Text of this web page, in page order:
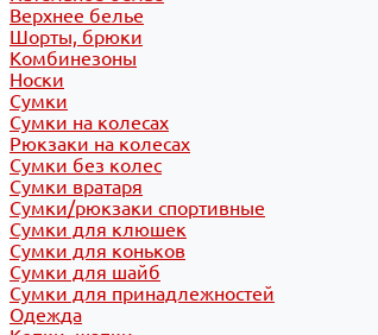
Верхнее белье
Шорты, брюки
Комбинезоны
Носки
Сумки
Сумки на колесах
Рюкзаки на колесах
Сумки без колес
Сумки вратаря
Сумки/рюкзаки спортивные
Сумки для клюшек
Сумки для коньков
Сумки для шайб
Сумки для принадлежностей
Одежда